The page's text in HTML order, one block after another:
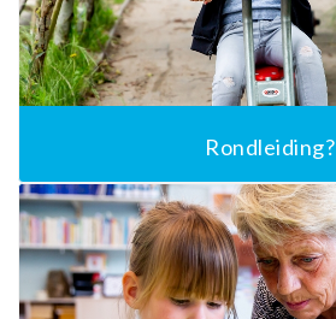
Rondleiding?